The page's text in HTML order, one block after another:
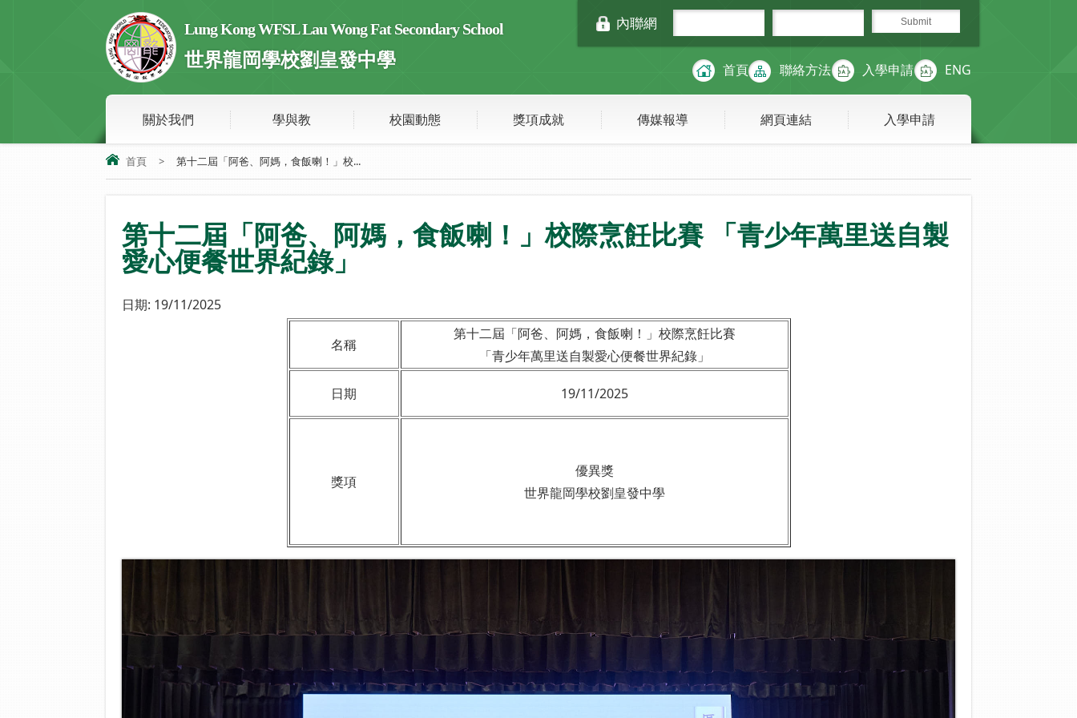
Lung Kong WFSL Lau Wong Fat Secondary School
世界龍岡學校劉皇發中學
內聯網
首頁 聯絡方法 入學申請 ENG
關於我們 學與教 校園動態 獎項成就 傳媒報導 網頁連結 入學申請
首頁 > 第十二屆「阿爸、阿媽，食飯喇！」校...
第十二屆「阿爸、阿媽，食飯喇！」校際烹飪比賽 「青少年萬里送自製
愛心便餐世界紀錄」
日期: 19/11/2025
名稱
第十二屆「阿爸、阿媽，食飯喇！」校際烹飪比賽
「青少年萬里送自製愛心便餐世界紀錄」
日期 19/11/2025
獎項
優異獎
世界龍岡學校劉皇發中學